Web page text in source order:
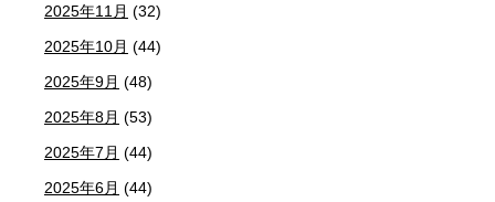
2025年11月 (32)
2025年10月 (44)
2025年9月 (48)
2025年8月 (53)
2025年7月 (44)
2025年6月 (44)